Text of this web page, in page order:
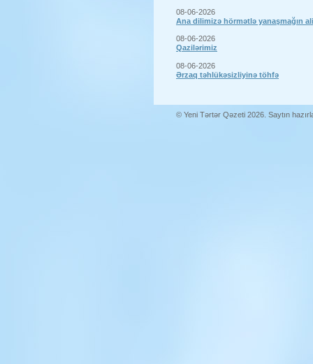
08-06-2026
Ana dilimizə hörmətlə yanaşmağın
08-06-2026
Qazilərimiz
08-06-2026
Ərzaq təhlükəsizliyinə töhfə
© Yeni Tərtər Qəzeti 2026. Saytın